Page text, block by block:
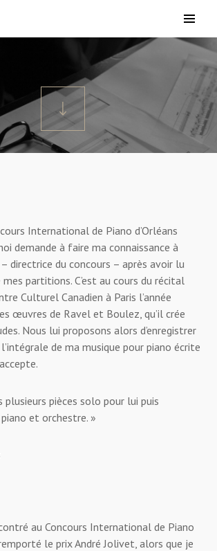
International de Piano d’Orléans
demande à faire ma connaissance à
directrice du concours – après avoir lu
partitions. C’est au cours du récital
Culturel Canadien à Paris l’année
œuvres de Ravel et Boulez, qu’il crée
. Nous lui proposons alors d’enregistrer
de ma musique pour piano écrite
plusieurs pièces solo pour lui puis
et orchestre. »
au Concours International de Piano
le prix André Jolivet, alors que je